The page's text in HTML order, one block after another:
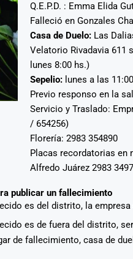
Q.E.P.D. : Emma Elida
Falleció en Gonzales
Casa de Duelo:Las
Velatorio Rivadavia 611
lunes 8:00 hs.)
Sepelio: lunes a las
Previo responso en la
Servicio y Traslado:
/ 654256)
Florería: 2983 354890
Placas recordatorias en
Alfredo Juárez 2983
publicar un fallecimiento
es del distrito, la
es de fuera del distrito,
de fallecimiento, casa de